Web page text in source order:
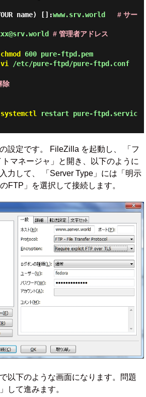
name) []:www.srv.world
# サー
# 管理者アドレス
chmod 600 pure-ftpd.pem
vi /etc/pure-ftpd/pure-ftpd.conf
除
systemctl restart pure-ftpd.servic
設定です。 FileZilla を起動し、 「フ
トマネージャ」と開き、以下のように
力して、 「Server Type」には「明示
FTP」を選択して接続します。
以下のような画面になります。問題
して進みます。